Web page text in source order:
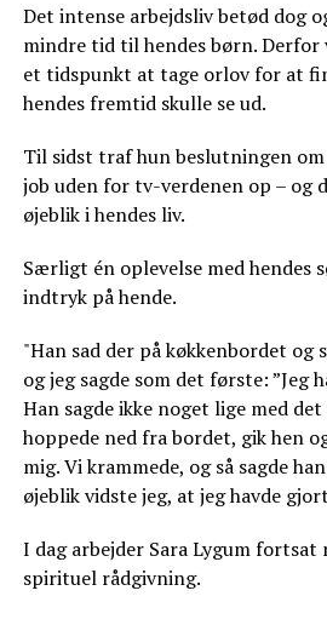
Det intense arbejdsliv betød dog
mindre tid til hendes børn. Derfor
et tidspunkt at tage orlov for at
hendes fremtid skulle se ud.
Til sidst traf hun beslutningen
job uden for tv-verdenen op – og
øjeblik i hendes liv.
Særligt én oplevelse med hendes
indtryk på hende.
"Han sad der på køkkenbordet og
og jeg sagde som det første: ”Jeg
Han sagde ikke noget lige med
hoppede ned fra bordet, gik hen
mig. Vi krammede, og så sagde
øjeblik vidste jeg, at jeg havde
I dag arbejder Sara Lygum fortsat
spirituel rådgivning.